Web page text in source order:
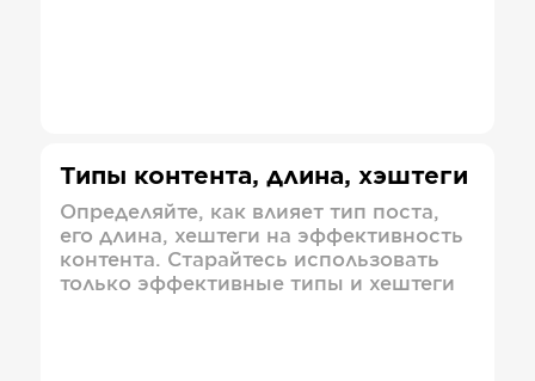
Типы контента, длина, хэштеги
Определяйте, как влияет тип поста,
его длина, хештеги на эффективность
контента. Старайтесь использовать
только эффективные типы и хештеги